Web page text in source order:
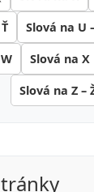
Slová na U
Slová na X
Slová na Z –